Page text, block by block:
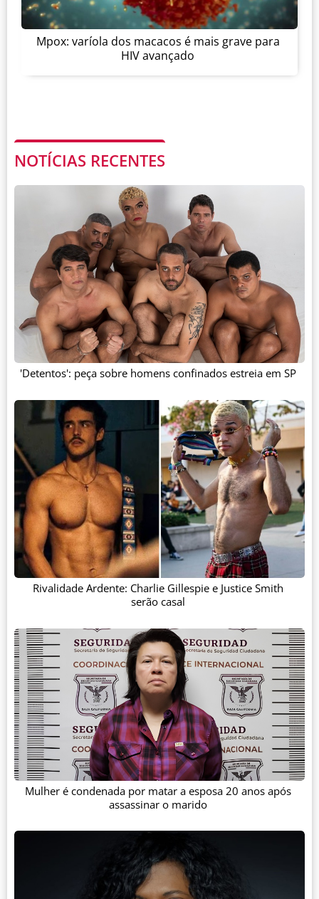
Mpox: varíola dos macacos é mais grave para
HIV avançado
NOTÍCIAS RECENTES
'Detentos': peça sobre homens confinados estreia em SP
Rivalidade Ardente: Charlie Gillespie e Justice Smith
serão casal
Mulher é condenada por matar a esposa 20 anos após
assassinar o marido